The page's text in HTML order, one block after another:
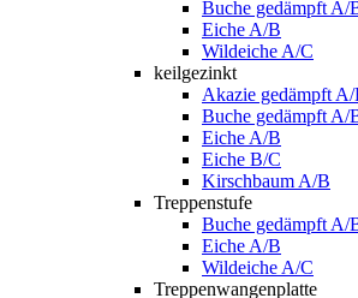
Buche gedämpft A/
Eiche A/B
Wildeiche A/C
keilgezinkt
Akazie gedämpft A/
Buche gedämpft A/
Eiche A/B
Eiche B/C
Kirschbaum A/B
Treppenstufe
Buche gedämpft A/
Eiche A/B
Wildeiche A/C
Treppenwangenplatte